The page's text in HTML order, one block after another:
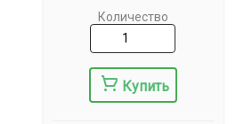
Количество
Купить